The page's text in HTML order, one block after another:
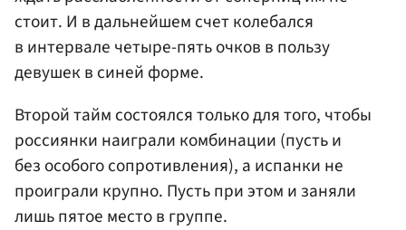
стоит. И в дальнейшем счет колебался
в интервале четыре-пять очков в пользу
девушек в синей форме.
Второй тайм состоялся только для того, чтобы
россиянки наиграли комбинации (пусть и
без особого сопротивления), а испанки не
проиграли крупно. Пусть при этом и заняли
лишь пятое место в группе.